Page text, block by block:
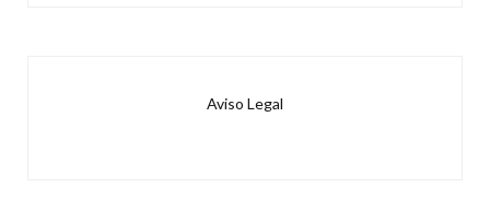
Aviso Legal